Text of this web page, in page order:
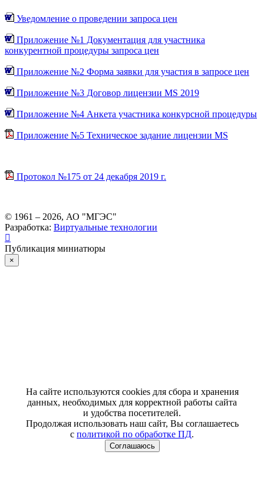
Уведомление о проведении запроса цен
Приложение №1 Документация для участника
конкурентной процедуры запроса цен
Приложение №2 Форма заявки для участия в запросе цен
Приложение №3 Договор лицензии MS 2019
Приложение №4 Анкета участника конкурсной процедуры
Приложение №5 Техническое задание лицензии MS
Протокол №175 от 24 декабря 2019 г.
© 1961 – 2026, АО "МГЭС"
Разработка: Виртуальные технологии
Публикация миниатюры
×
На сайте используются cookies для сбора и хранения
данных, необходимых для корректной работы сайта
и удобства посетителей.
Продолжая использовать наш сайт, Вы соглашаетесь
с политикой по обработке ПД.
Соглашаюсь